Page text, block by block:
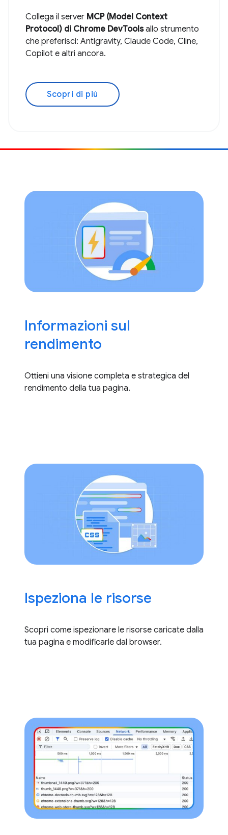
Collega il server MCP (Model Context
Protocol) di Chrome DevToolsallo strumento
che preferisci: Antigravity, Claude Code, Cline,
Copilot e altri ancora.
Scopri di più
Informazioni sul
rendimento
Ottieni una visione completa e strategica del
rendimento della tua pagina.
Ispeziona le risorse
Scopri come ispezionare le risorse caricate dalla
tua pagina e modificarle dal browser.